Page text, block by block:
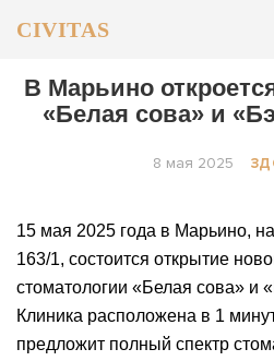
CIVITAS
ОБЩЕСТВО
В Марьино
«Белая сова» и
8 мая 2025
15 мая 2025 года в Марьино,
163/1, состоится открытие
стоматологии «Белая сова» и
Клиника расположена в 1
предложит полный спектр